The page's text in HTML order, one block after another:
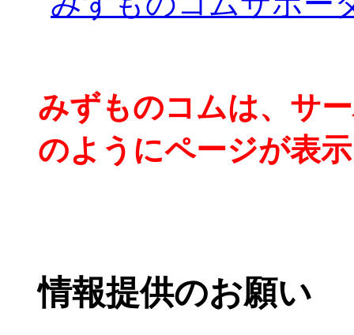
みずものコムは、サ
のようにページが表
情報提供のお願い